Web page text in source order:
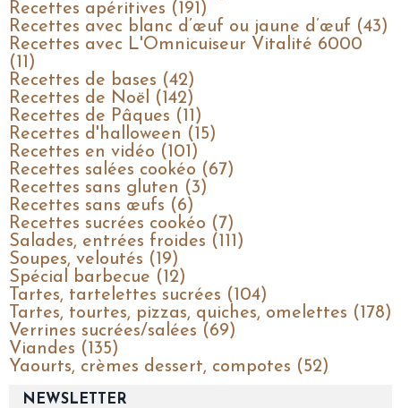
NEWSLETTER
Recettes apéritives (191)
Recettes avec blanc d’œuf ou jaune d’œuf (43)
Recettes avec L'Omnicuiseur Vitalité 6000
(11)
Recettes de bases (42)
Recettes de Noël (142)
Recettes de Pâques (11)
Recettes d'halloween (15)
Recettes en vidéo (101)
Recettes salées cookéo (67)
Recettes sans gluten (3)
Recettes sans œufs (6)
Recettes sucrées cookéo (7)
Salades, entrées froides (111)
Soupes, veloutés (19)
Spécial barbecue (12)
Tartes, tartelettes sucrées (104)
Tartes, tourtes, pizzas, quiches, omelettes (178)
Verrines sucrées/salées (69)
Viandes (135)
Yaourts, crèmes dessert, compotes (52)